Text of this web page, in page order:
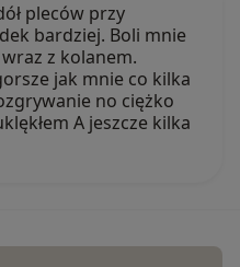
pleców przy
bardziej. Boli mnie
z kolanem.
jak mnie co kilka
no ciężko
A jeszcze kilka